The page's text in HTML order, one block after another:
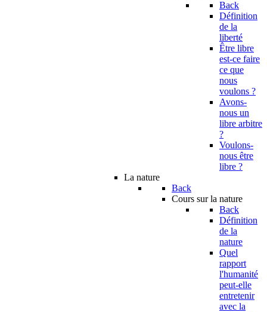
Back
Définition
de la
liberté
Être libre
est-ce faire
ce que
nous
voulons ?
Avons-
nous un
libre arbitre
?
Voulons-
nous être
libre ?
La nature
Back
Cours sur la nature
Back
Définition
de la
nature
Quel
rapport
l'humanité
peut-elle
entretenir
avec la